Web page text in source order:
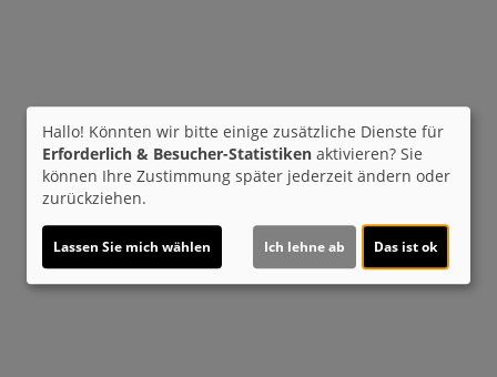
Hallo! Könnten wir bitte einige zusätzliche Dienste für
Erforderlich & Besucher-Statistiken aktivieren? Sie
können Ihre Zustimmung später jederzeit ändern oder
zurückziehen.
Lassen Sie mich wählen Ich lehne ab Das ist ok